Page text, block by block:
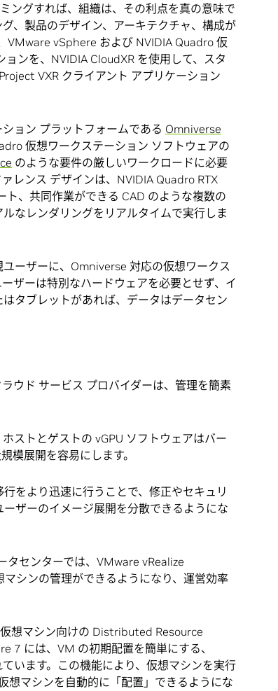
ングすれば、組織は、その利点を真の意味で
、製品のデザイン、アーキテクチャ、構成が
VMware vSphere および NVIDIA Quadro 仮
ンを、NVIDIA CloudXR を使用して、スタ
VXR クライアント アプリケーション
ョン プラットフォームである Omniverse
仮想ワークステーション ソフトウェアの
のような要件の厳しいワークロードに必要
レンス デザインは、NVIDIA Quadro RTX
、共同作業ができる CAD のような複数の
なレンダリングをリアルタイムで実行しま
ーザーに、Omniverse 対応の仮想ワークス
ザーは特別なハードウェアを必要とせず、イ
タブレットがあれば、データはデータセン
ウド サービス プロバイダーは、管理を簡素
ストとゲストの vGPU ソフトウェアはバー
模展開を容易にします。
をより迅速に行うことで、修正やセキュリ
ザーのイメージ展開を分散できるようにな
センターでは、VMware vRealize
シンの管理ができるようになり、運営効率
想マシン向けの Distributed Resource
7 には、VM の初期配置を簡単にする、
います。この機能により、仮想マシンを実行
想マシンを自動的に「配置」できるようにな